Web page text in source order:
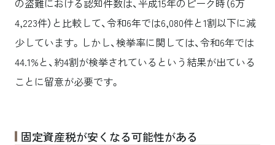
の盗難における認知件数は、平成15年のピーク時（6万
4,223件）と比較して、令和6年では6,080件と1割以下に減
少しています。しかし、検挙率に関しては、令和6年では
44.1%と、約4割が検挙されているという結果が出ている
ことに留意が必要です。
固定資産税が安くなる可能性がある